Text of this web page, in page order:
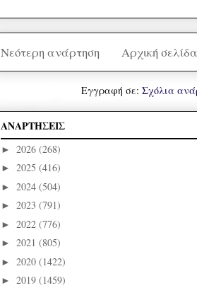
Νεότερη ανάρτηση Αρχική σελίδα
Εγγραφή σε: Σχόλια
ΑΝΑΡΤΗΣΕΙΣ
► 2026 (268)
► 2025 (416)
► 2024 (504)
► 2023 (791)
► 2022 (776)
► 2021 (805)
► 2020 (1422)
► 2019 (1459)